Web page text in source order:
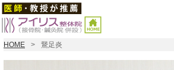
HOME 鵞足炎